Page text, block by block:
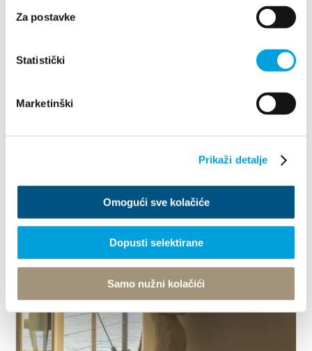
Za postavke
Statistički
Marketinški
Prikaži detalje
Omogući sve kolačiće
Dopusti selektirane
Samo nužni kolačići
Ulica sv. Petra od Klobučca 4, 21217 Kaštel
+385913131340
benjaminhotel.info@gmail.com